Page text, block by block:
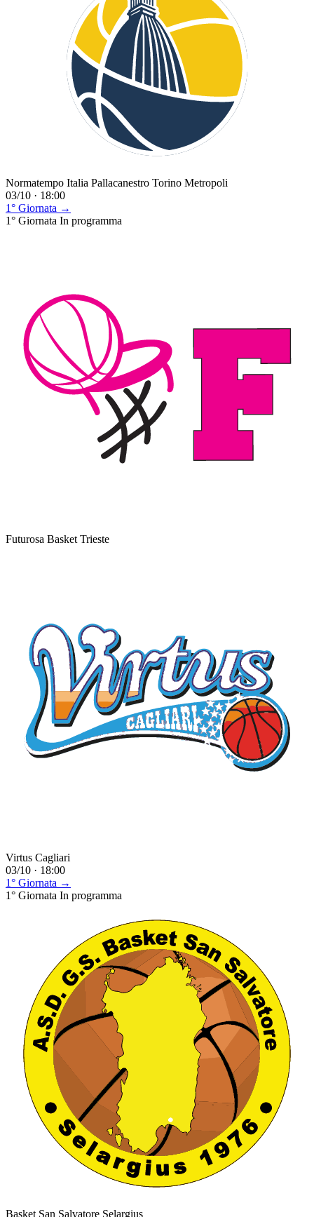
Normatempo Italia Pallacanestro Torino Metropoli
03/10 · 18:00
1° Giornata →
1° Giornata In programma
Futurosa Basket Trieste
Virtus Cagliari
03/10 · 18:00
1° Giornata →
1° Giornata In programma
Basket San Salvatore Selargius